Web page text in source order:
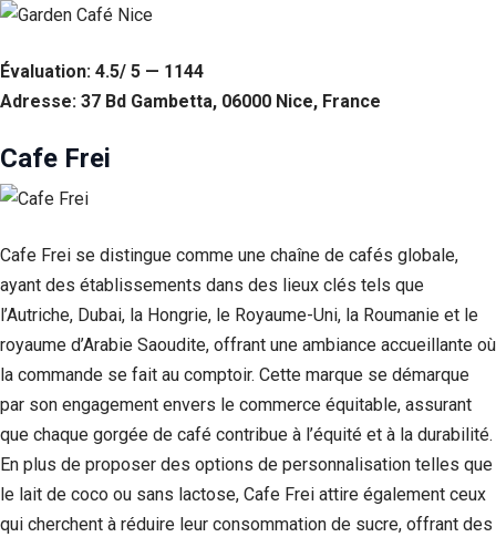
Évaluation: 4.5/ 5 — 1144
Adresse: 37 Bd Gambetta, 06000 Nice, France
Cafe Frei
Cafe Frei se distingue comme une chaîne de cafés globale,
ayant des établissements dans des lieux clés tels que
l’Autriche, Dubai, la Hongrie, le Royaume-Uni, la Roumanie et le
royaume d’Arabie Saoudite, offrant une ambiance accueillante où
la commande se fait au comptoir. Cette marque se démarque
par son engagement envers le commerce équitable, assurant
que chaque gorgée de café contribue à l’équité et à la durabilité.
En plus de proposer des options de personnalisation telles que
le lait de coco ou sans lactose, Cafe Frei attire également ceux
qui cherchent à réduire leur consommation de sucre, offrant des
en fonction
Web est
utilisé.
Experience
Afin que notre
aussi bien que
possible lors
de votre visite.
Si vous
refusez ces
certaines
fonctionnalités
du site Web.
Marketing